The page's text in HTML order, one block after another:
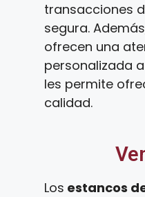
transacciones
segura.
ofrecen una
personalizada
les permite
calidad.
Los estancos